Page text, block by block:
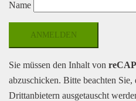
Name
Sie müssen den Inhalt von
abzuschicken. Bitte beachten Sie,
Drittanbietern ausgetauscht